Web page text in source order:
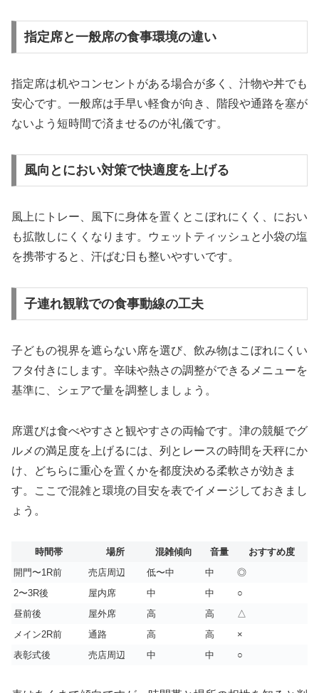
指定席と一般席の食事環境の違い
指定席は机やコンセントがある場合が多く、汁物や丼でも
安心です。一般席は手早い軽食が向き、階段や通路を塞が
ないよう短時間で済ませるのが礼儀です。
風向とにおい対策で快適度を上げる
風上にトレー、風下に身体を置くとこぼれにくく、におい
も拡散しにくくなります。ウェットティッシュと小袋の塩
を携帯すると、汗ばむ日も整いやすいです。
子連れ観戦での食事動線の工夫
子どもの視界を遮らない席を選び、飲み物はこぼれにくい
フタ付きにします。辛味や熱さの調整ができるメニューを
基準に、シェアで量を調整しましょう。
席選びは食べやすさと観やすさの両輪です。津の競艇でグ
ルメの満足度を上げるには、列とレースの時間を天秤にか
け、どちらに重心を置くかを都度決める柔軟さが効きま
す。ここで混雑と環境の目安を表でイメージしておきまし
ょう。
時間帯 場所 混雑傾向 音量
おすすめ度
開門〜1R前
売店周辺 低〜中 中
◎
2〜3R後
屋内席 中 中
○
昼前後
屋外席 高 高
△
メイン2R前
通路 高 高
×
表彰式後
売店周辺 中 中 ○